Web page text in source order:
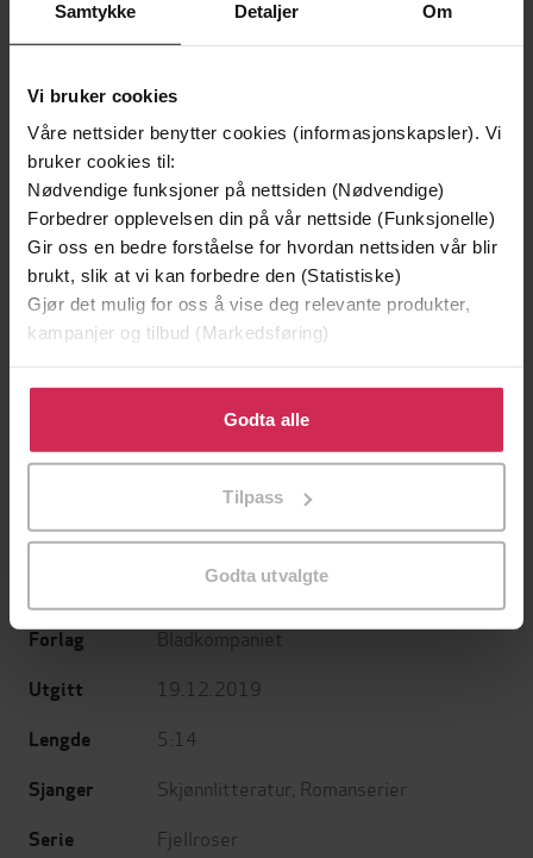
Samtykke Detaljer Om
Vi bruker cookies
Våre nettsider benytter cookies (informasjonskapsler). Vi
bruker cookies til:
Nødvendige funksjoner på nettsiden (Nødvendige)
Forbedrer opplevelsen din på vår nettside (Funksjonelle)
Gir oss en bedre forståelse for hvordan nettsiden vår blir
brukt, slik at vi kan forbedre den (Statistiske)
Gjør det mulig for oss å vise deg relevante produkter,
kampanjer og tilbud (Markedsføring)
Klikk på «Godta alle» for å gi oss ditt samtykke til å
bruke cookies for alle disse formålene. Du kan også
tilpasse ditt samtykke til spesifikke formål ved å klikke
Godta alle
Tilpass
Godta utvalgte
299,-
(innleser)
Forlag Bladkompaniet
Utgitt 19.12.2019
Lengde 5:14
Sjanger Skjønnlitteratur Romanserier
Serie Fjellroser